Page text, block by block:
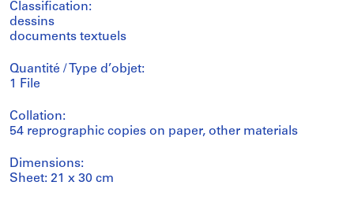
Classification:
dessins
documents textuels
Quantité / Type d’objet:
1 File
Collation:
54 reprographic copies on paper, other materials
Dimensions:
Sheet: 21 x 30 cm